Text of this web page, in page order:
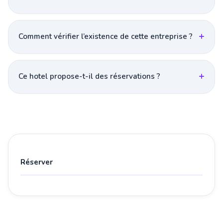
Comment vérifier l’existence de cette entreprise ?
Ce hotel propose-t-il des réservations ?
Réserver